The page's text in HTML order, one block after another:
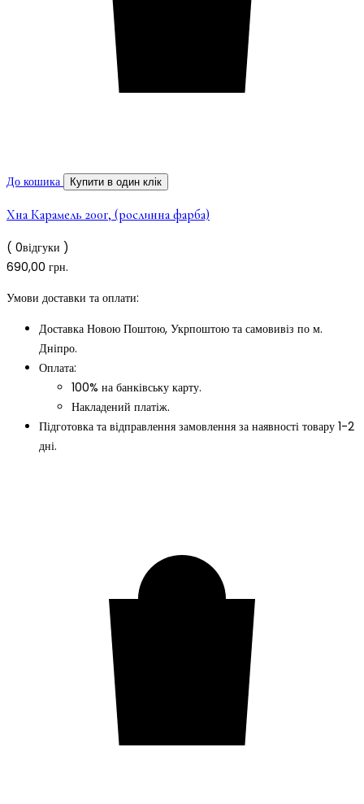
До кошика Купити в один клік
Хна Карамель 200г, (рослинна фарба)
( 0відгуки )
690,00 грн.
Умови доставки та оплати:
Доставка Новою Поштою, Укрпоштою та самовивіз по м.
Дніпро.
Оплата:
100% на банківську карту.
Накладений платіж.
Підготовка та відправлення замовлення за наявності товару 1-2
дні.